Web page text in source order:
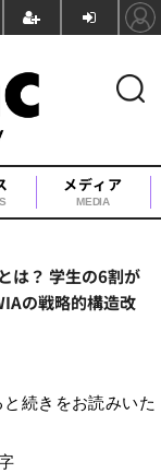
メディア
MEDIA
は？ 学生の6割が
の戦略的構造改
続きをお読みいた